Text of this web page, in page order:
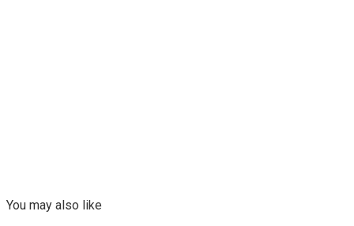
You may also like